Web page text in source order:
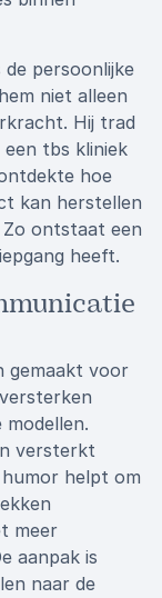
persoonlijke
niet alleen
Hij trad
tbs kliniek
hoe
kan herstellen
Zo ontstaat een
heeft.
gemaakt voor
versterkt
helpt om
meer
aanpak is
naar de